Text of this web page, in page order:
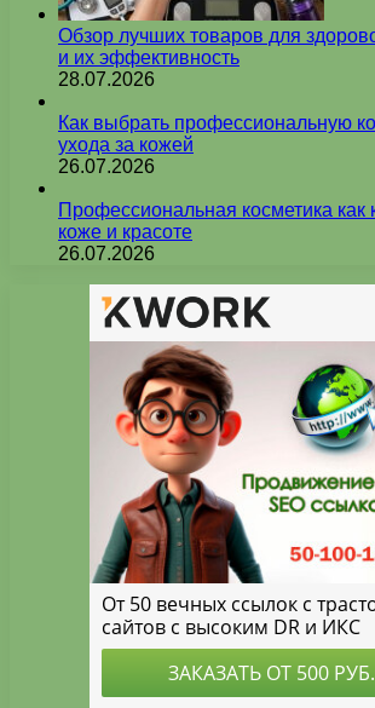
Обзор лучших товаров для
и их эффективность
28.07.2026
Как выбрать профессиональную
ухода за кожей
26.07.2026
Профессиональная косметика как
коже и красоте
26.07.2026